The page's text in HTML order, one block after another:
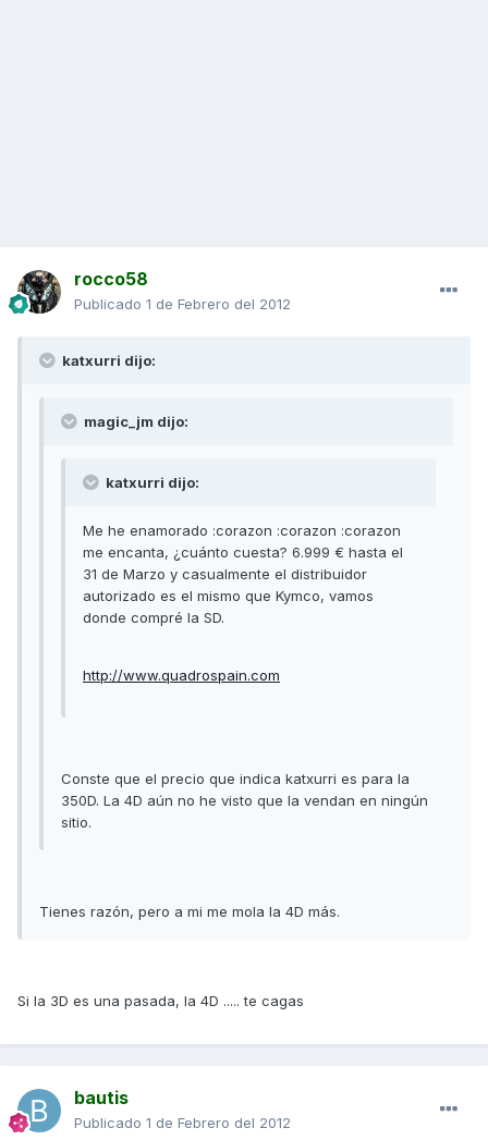
rocco58
Publicado 1 de Febrero del 2012
katxurri dijo:
magic_jm dijo:
katxurri dijo:
Me he enamorado :corazon :corazon :corazon
me encanta, ¿cuánto cuesta? 6.999 € hasta el
31 de Marzo y casualmente el distribuidor
autorizado es el mismo que Kymco, vamos
donde compré la SD.
http://www.quadrospain.com
Conste que el precio que indica katxurri es para la
350D. La 4D aún no he visto que la vendan en ningún
sitio.
Tienes razón, pero a mi me mola la 4D más.
Si la 3D es una pasada, la 4D ..... te cagas
bautis
Publicado 1 de Febrero del 2012